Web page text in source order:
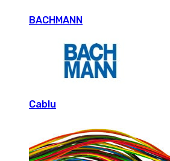
BACHMANN
Cablu